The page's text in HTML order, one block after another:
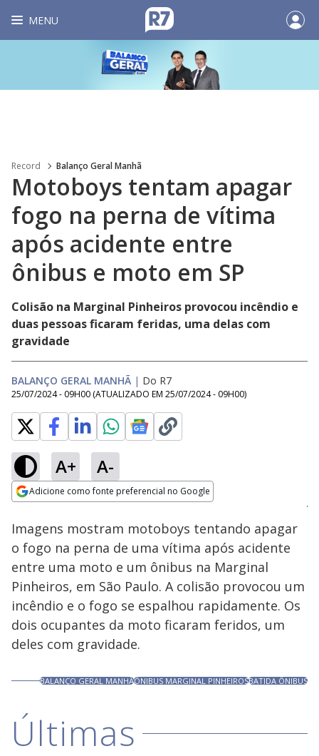
MENU
Record Balanço Geral Manhã
Motoboys tentam apagar
fogo na perna de vítima
após acidente entre
ônibus e moto em SP
Colisão na Marginal Pinheiros provocou incêndio e
duas pessoas ficaram feridas, uma delas com
gravidade
BALANÇO GERAL MANHÃ | Do R7
25/07/2024 - 09H00 (ATUALIZADO EM 25/07/2024 - 09H00)
A+ A-
Adicione como fonte preferencial no Google
Ativar
Loaded:
41.46%
Imagens mostram motoboys tentando apagar
o fogo na perna de uma vítima após acidente
entre uma moto e um ônibus na Marginal
Pinheiros, em São Paulo. A colisão provocou um
incêndio e o fogo se espalhou rapidamente. Os
dois ocupantes da moto ficaram feridos, um
deles com gravidade.
BALANÇO GERAL MANHÃÔNIBUS MARGINAL PINHEIROSBATIDA ÔNIBUS
Últimas